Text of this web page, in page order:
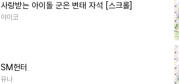
사랑받는 아이돌 군은 변태 자석 [스크롤]
야이코
SM헌터
유나